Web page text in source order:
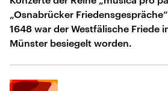
„Osnabrücker
1648 war der Westfälische Friede
Münster besiegelt worden.